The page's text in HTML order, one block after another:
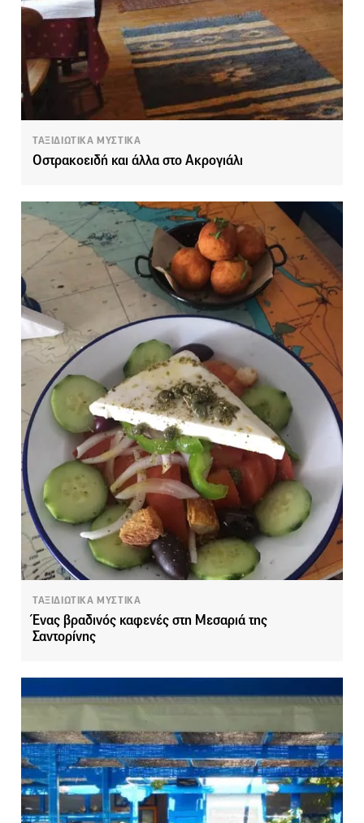
ΤΑΞΙΔΙΩΤΙΚΑ ΜΥΣΤΙΚΑ
Οστρακοειδή και άλλα στο Ακρογιάλι
ΤΑΞΙΔΙΩΤΙΚΑ ΜΥΣΤΙΚΑ
Ένας βραδινός καφενές στη Μεσαριά της
Σαντορίνης